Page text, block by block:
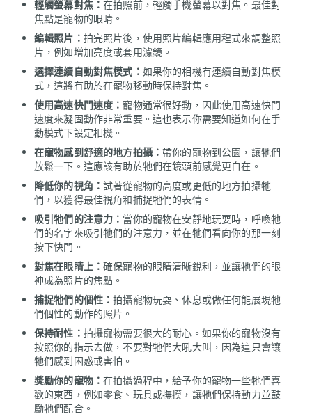
輕觸螢幕對焦：在拍照前，輕觸手機螢幕以對焦。最佳對
焦點是寵物的眼睛。
編輯照片： 拍完照片後，使用照片編輯應用程式來調整照
片，例如增加亮度或套用濾鏡。
選擇連續自動對焦模式： 如果你的相機有連續自動對焦模
式，這將有助於在寵物移動時保持對焦。
使用高速快門速度：寵物通常很好動，因此使用高速快門
速度來凝固動作非常重要。這也表示你需要知道如何在手
動模式下設定相機。
在寵物感到舒適的地方拍攝：帶你的寵物到公園，讓牠們
放鬆一下。這應該有助於牠們在鏡頭前感覺更自在。
降低你的視角：試著從寵物的高度或更低的地方拍攝牠
們，以獲得最佳視角和捕捉牠們的表情。
吸引牠們的注意力： 當你的寵物在安靜地玩耍時，呼喚牠
們的名字來吸引牠們的注意力，並在牠們看向你的那一刻
按下快門。
對焦在眼睛上：確保寵物的眼睛清晰銳利，並讓牠們的眼
神成為照片的焦點。
捕捉牠們的個性：拍攝寵物玩耍、休息或做任何能展現牠
們個性的動作的照片。
保持耐性： 拍攝寵物需要很大的耐心。如果你的寵物沒有
按照你的指示去做，不要對牠們大吼大叫，因為這只會讓
牠們感到困惑或害怕。
獎勵你的寵物：在拍攝過程中，給予你的寵物一些牠們喜
歡的東西，例如零食、玩具或撫摸，讓牠們保持動力並鼓
勵牠們配合。